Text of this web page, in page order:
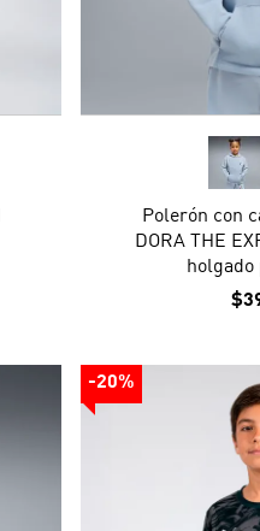
Polerón con
DORA THE
holgado
-20%